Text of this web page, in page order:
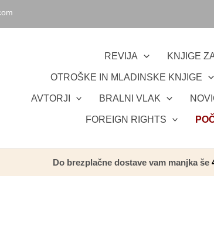
REVIJA KNJIGE
OTROŠKE IN MLADINSKE KNJIGE
AVTORJI BRALNI VLAK
FOREIGN RIGHTS
Do brezplačne dostave vam manjka še